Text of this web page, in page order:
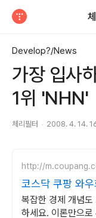
Develop?/News
가장 입사
1위 'NHN'
체리필터 2008. 4. 14.
http://
코스닥 쿠팡 와
복잡한 경제 개념
하세요. 이론만으로